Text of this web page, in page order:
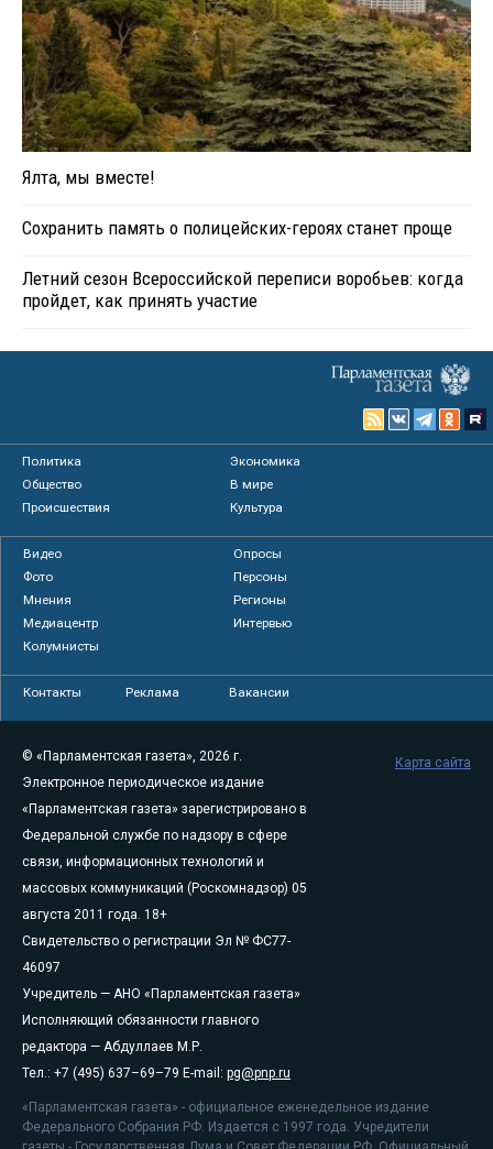
Ялта, мы вместе!
Сохранить память о полицейских-героях станет проще
Летний сезон Всероссийской переписи воробьев: когда
пройдет, как принять участие
Политика
Экономика
Общество
В мире
Происшествия
Культура
Видео
Опросы
Фото
Персоны
Мнения
Регионы
Медиацентр
Интервью
Колумнисты
Контакты Реклама Вакансии
© «Парламентская газета», 2026 г.
Электронное периодическое издание
«Парламентская газета» зарегистрировано в
Федеральной службе по надзору в сфере
связи, информационных технологий и
массовых коммуникаций (Роскомнадзор) 05
августа 2011 года. 18+
Свидетельство о регистрации Эл № ФС77-
46097
Учредитель — АНО «Парламентская газета»
Исполняющий обязанности главного
редактора — Абдуллаев М.Р.
Тел.: +7 (495) 637–69–79 E-mail: pg@pnp.ru
«Парламентская газета» - официальное еженедельное издание
Федерального Собрания РФ. Издается с 1997 года. Учредители
Карта сайта